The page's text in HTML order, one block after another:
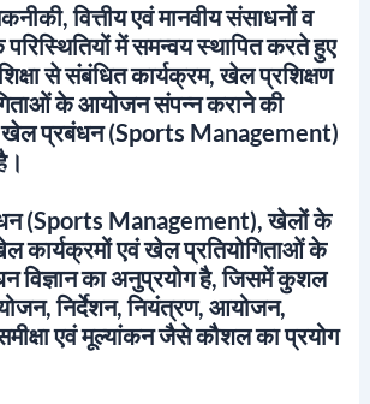
वित्तीय एवं मानवीय संसाधनों व
में समन्वय स्थापित करते हुए
से संबंधित कार्यक्रम, खेल प्रशिक्षण
के आयोजन संपन्न कराने की
खेल प्रबंधन (Sports Management)
(Sports Management), खेलों के
कार्यक्रमों एवं खेल प्रतियोगिताओं के
विज्ञान का अनुप्रयोग है, जिसमें कुशल
निर्देशन, नियंत्रण, आयोजन,
समीक्षा एवं मूल्यांकन जैसे कौशल का प्रयोग